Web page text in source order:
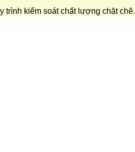
trình kiểm soát chất lượng chặt chẽ.